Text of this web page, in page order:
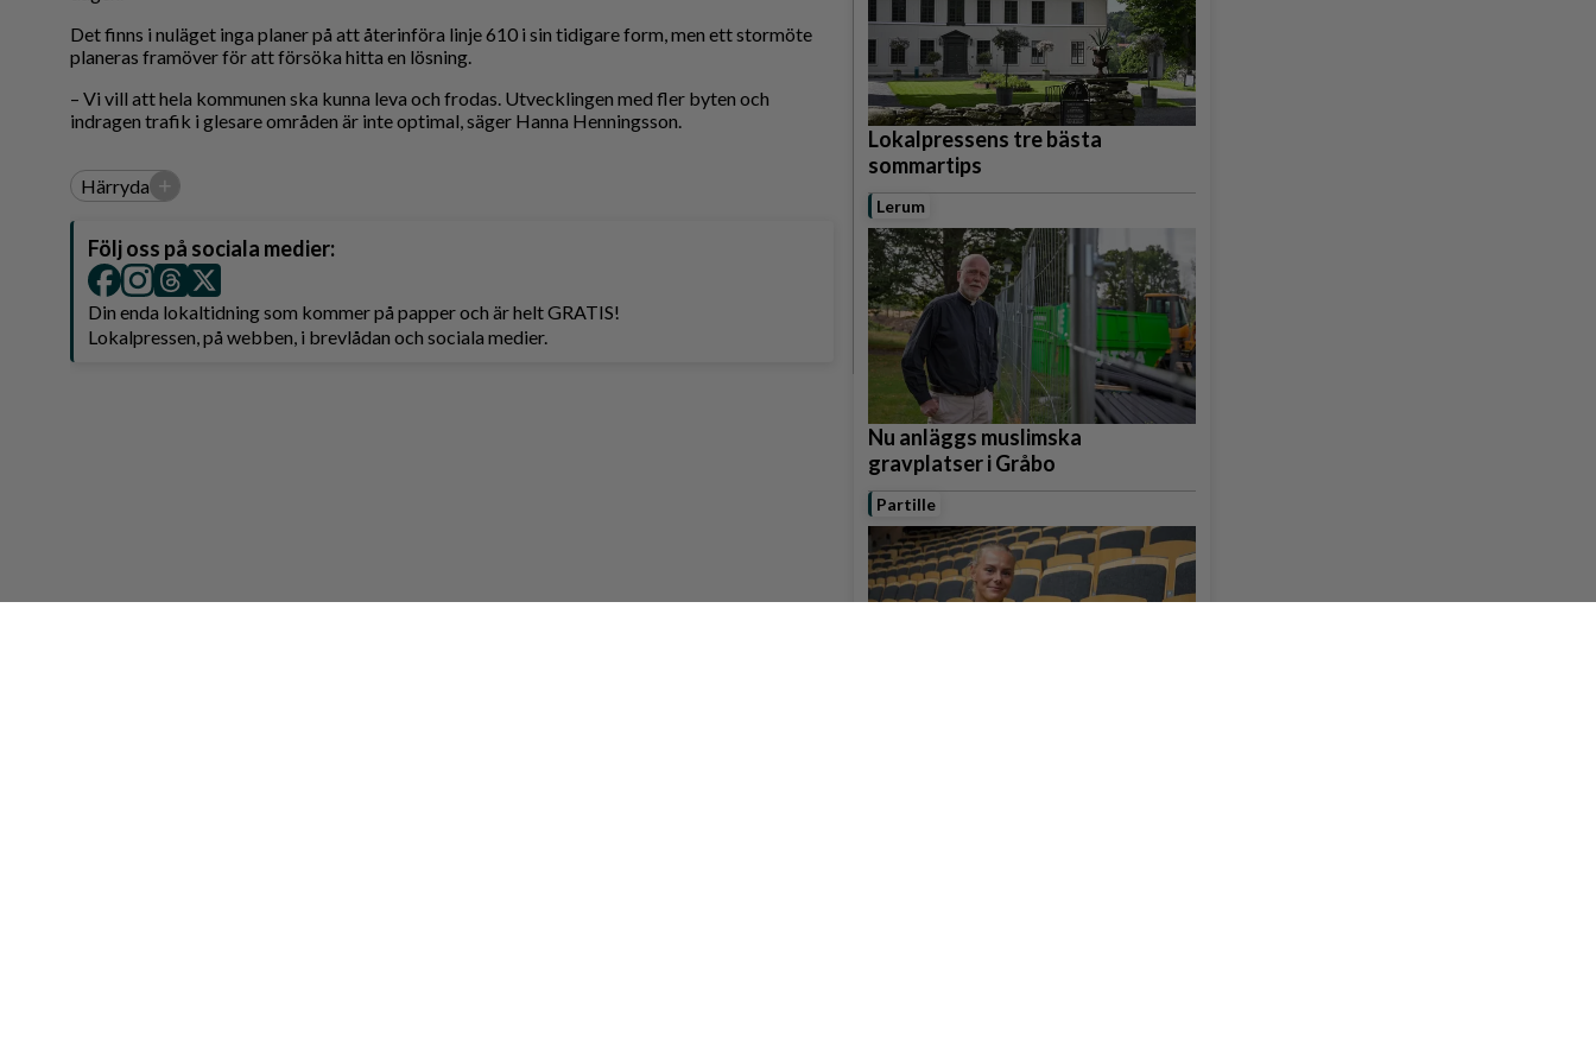
Det finns i nuläget inga planer på att återinföra linje 610 i sin tidigare form, men ett stormöte
planeras framöver för att försöka hitta en lösning.
– Vi vill att hela kommunen ska kunna leva och frodas. Utvecklingen med fler byten och
indragen trafik i glesare områden är inte optimal, säger Hanna Henningsson.
Härryda +
Följ oss på sociala medier:
Din enda lokaltidning som kommer på papper och är helt GRATIS!
Lokalpressen, på webben, i brevlådan och sociala medier.
Lokalpressens tre bästa
sommartips
Lerum
Nu anläggs muslimska
gravplatser i Gråbo
Partille